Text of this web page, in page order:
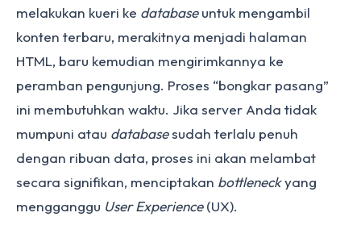
melakukan kueri ke databaseuntuk mengambil
konten terbaru, merakitnya menjadi halaman
HTML, baru kemudian mengirimkannya ke
peramban pengunjung. Proses “bongkar pasang”
ini membutuhkan waktu. Jika server Anda tidak
mumpuni atau databasesudah terlalu penuh
dengan ribuan data, proses ini akan melambat
secara signifikan, menciptakan bottleneckyang
mengganggu User Experience(UX).